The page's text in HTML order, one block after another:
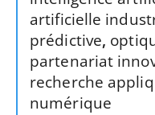
artificielle
prédictive,
partenariat
recherche
numérique